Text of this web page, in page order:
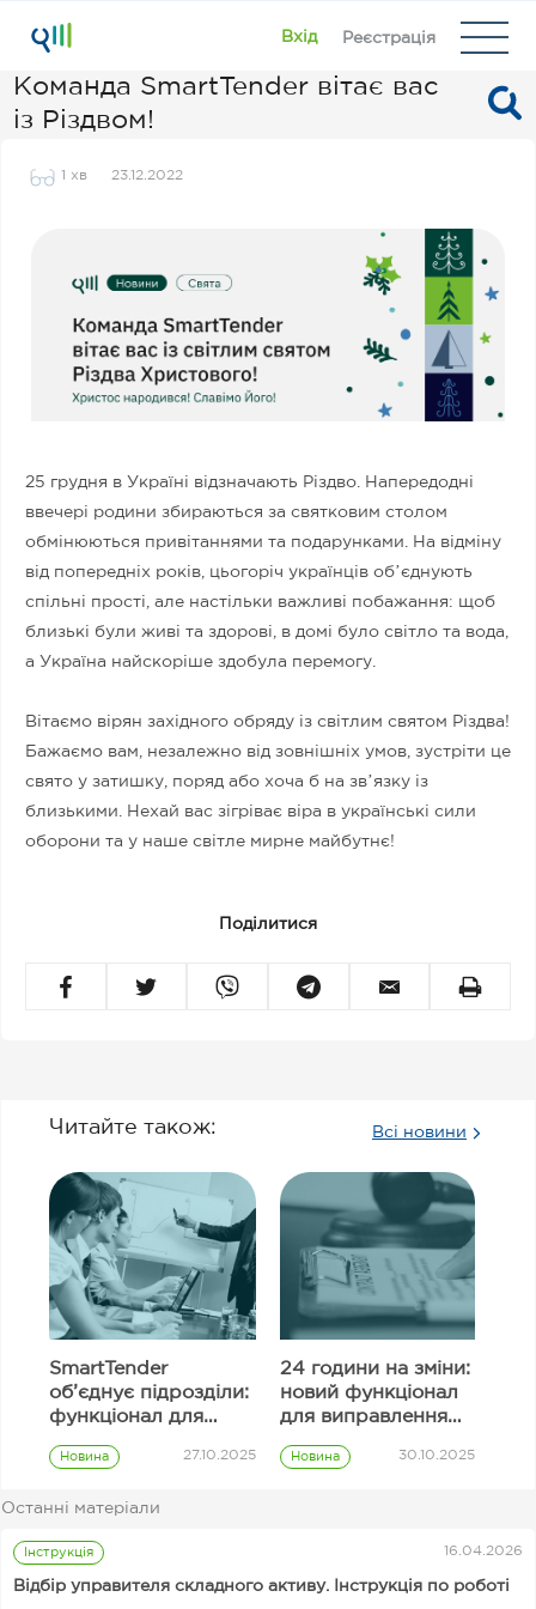
Вхід Реєстрація
Команда SmartTender вітає вас
із Різдвом!
1 хв 23.12.2022
25 грудня в Україні відзначають Різдво. Напередодні
ввечері родини збираються за святковим столом
обмінюються привітаннями та подарунками. На відміну
від попередніх років, цьогоріч українців обʼєднують
спільні прості, але настільки важливі побажання: щоб
близькі були живі та здорові, в домі було світло та вода,
а Україна найскоріше здобула перемогу.
Вітаємо вірян західного обряду із світлим святом Різдва!
Бажаємо вам, незалежно від зовнішніх умов, зустріти це
свято у затишку, поряд або хоча б на звʼязку із
близькими. Нехай вас зігріває віра в українські сили
оборони та у наше світле мирне майбутнє!
Поділитися
Останні матеріали
Інструкція 16.04.2026
Відбір управителя складного активу. Інструкція по роботі
Читайте також: Всі новини
SmartTender
об’єднує підрозділи:
функціонал для
закупівель
Новина
закупівлі
27.10.2025
24 години на зміни:
новий функціонал
для виправлення
тендерної
Новина 30.10.2025